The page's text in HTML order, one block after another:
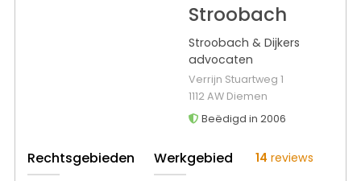
Stroobach
Stroobach & Dijkers
advocaten
Verrijn Stuartweg 1
1112 AW Diemen
Beëdigd in 2006
Rechtsgebieden Werkgebied 14 reviews